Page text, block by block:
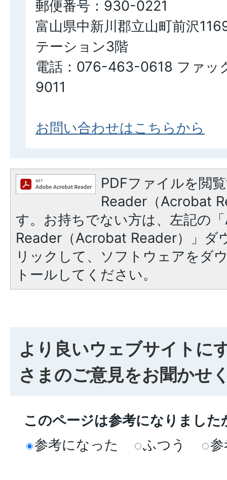
郵便番号：930-0221
富山県中新川郡立山町前沢
テーション3階
電話：076-463-0618 ファッ
9011
お問い合わせはこちらから
PDFファイルを閲
Reader（Acrobat
す。お持ちでない方は、左記の
Reader（Acrobat Reader）」ダ
リックして、ソフトウェアをダ
トールしてください。
より良いウェブサイトに
さまのご意見をお聞かせ
このページは参考になりました
参考になった
ふつう